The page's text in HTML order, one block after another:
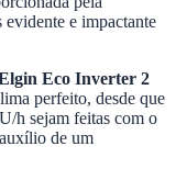
e impactante
Eco Inverter 2
perfeito, desde que
h sejam feitas com o
de um